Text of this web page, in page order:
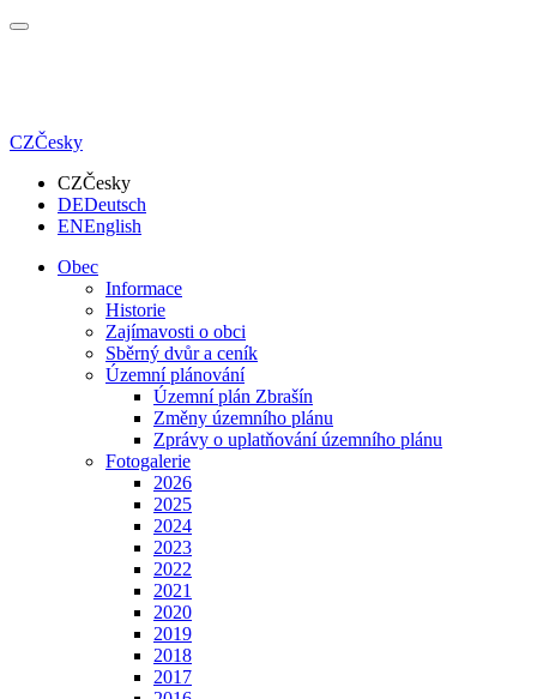
CZČesky
CZČesky
DEDeutsch
ENEnglish
Obec
Informace
Historie
Zajímavosti o obci
Sběrný dvůr a ceník
Územní plánování
Územní plán Zbrašín
Změny územního plánu
Zprávy o uplatňování územního plánu
Fotogalerie
2026
2025
2024
2023
2022
2021
2020
2019
2018
2017